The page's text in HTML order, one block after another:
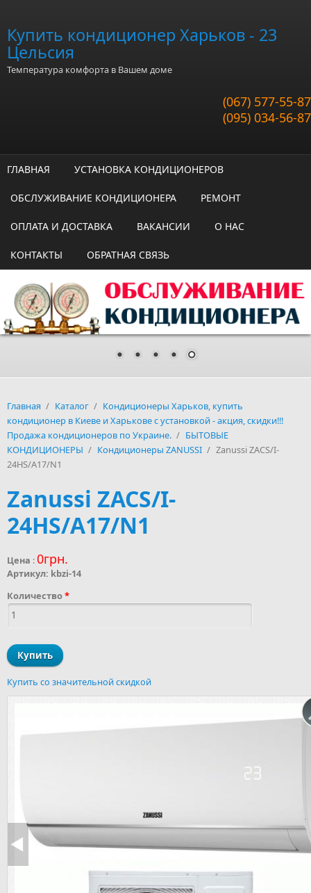
Купить кондиционер Харьков - 23
Цельсия
Температура комфорта в Вашем доме
(067) 577-55-87
(095) 034-56-87
ГЛАВНАЯ УСТАНОВКА КОНДИЦИОНЕРОВ
ОБСЛУЖИВАНИЕ КОНДИЦИОНЕРА РЕМОНТ
ОПЛАТА И ДОСТАВКА ВАКАНСИИ О НАС
КОНТАКТЫ ОБРАТНАЯ СВЯЗЬ
Главная / Каталог / Кондиционеры Харьков, купить
кондиционер в Киеве и Харькове с установкой - акция, скидки!!!
Продажа кондиционеров по Украине. / БЫТОВЫЕ
КОНДИЦИОНЕРЫ / Кондиционеры ZANUSSI / Zanussi ZACS/I-
24HS/A17/N1
Zanussi ZACS/I-
24HS/A17/N1
Цена :0грн.
Артикул: kbzi-14
Количество*
Купить со значительной скидкой